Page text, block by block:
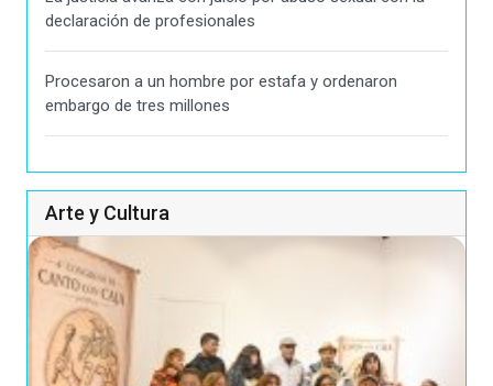
declaración de profesionales
Procesaron a un hombre por estafa y ordenaron
embargo de tres millones
Arte y Cultura